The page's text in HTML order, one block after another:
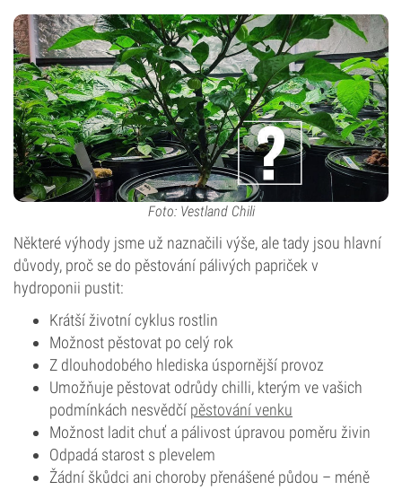
Foto: Vestland Chili
Některé výhody jsme už naznačili výše, ale tady jsou hlavní
důvody, proč se do pěstování pálivých papriček v
hydroponii pustit:
Krátší životní cyklus rostlin
Možnost pěstovat po celý rok
Z dlouhodobého hlediska úspornější provoz
Umožňuje pěstovat odrůdy chilli, kterým ve vašich
podmínkách nesvědčí pěstování venku
Možnost ladit chuť a pálivost úpravou poměru živin
Odpadá starost s plevelem
Žádní škůdci ani choroby přenášené půdou – méně